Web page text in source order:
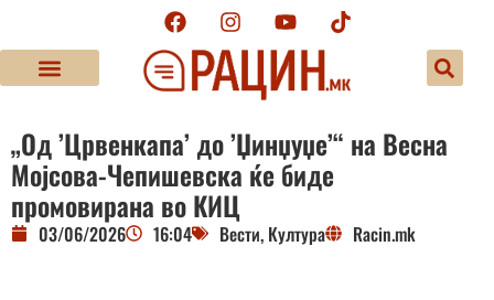
„Од ’Црвенкапа’ до ’Џинџуџе’“ на Весна
Мојсова-Чепишевска ќе биде
промовирана во КИЦ
03/06/2026 16:04 Вести, Култура Racin.mk